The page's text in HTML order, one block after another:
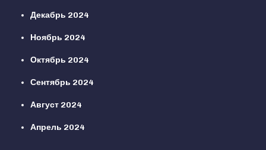
Декабрь 2024
Ноябрь 2024
Октябрь 2024
Сентябрь 2024
Август 2024
Апрель 2024